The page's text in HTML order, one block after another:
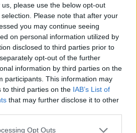
please use the below opt-out
Please note that after your
you may continue seeing
on personal information utilized by
disclosed to third parties prior to
opt-out of the further
information by third parties on the
participants. This information may
to third parties on the IAB’s List of
that may further disclose it to other
Opt Outs
που μπορούν
αιθέρια έλαια ή
ως εναλλακτικές
Ωστόσο, σύμφωνα